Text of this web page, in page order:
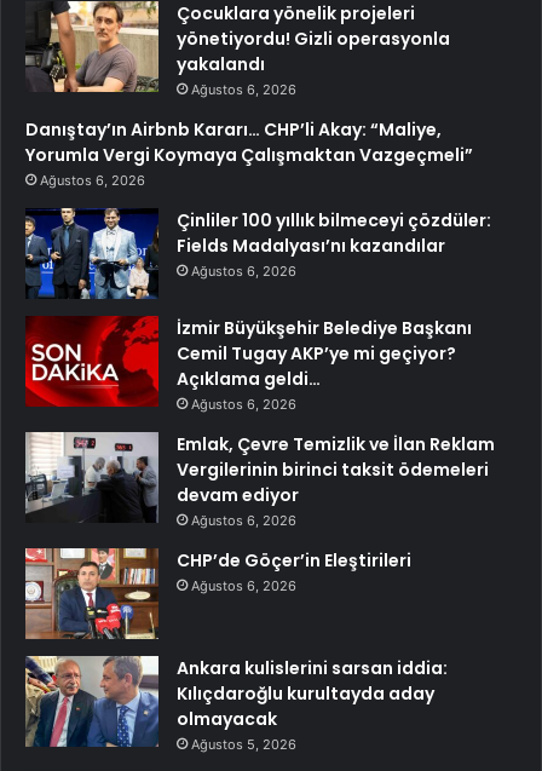
Çocuklara yönelik projeleri
yönetiyordu! Gizli operasyonla
yakalandı
Ağustos 6, 2026
Danıştay’ın Airbnb Kararı… CHP’li Akay: “Maliye,
Yorumla Vergi Koymaya Çalışmaktan Vazgeçmeli”
Ağustos 6, 2026
Çinliler 100 yıllık bilmeceyi çözdüler:
Fields Madalyası’nı kazandılar
Ağustos 6, 2026
İzmir Büyükşehir Belediye Başkanı
Cemil Tugay AKP’ye mi geçiyor?
Açıklama geldi…
Ağustos 6, 2026
Emlak, Çevre Temizlik ve İlan Reklam
Vergilerinin birinci taksit ödemeleri
devam ediyor
Ağustos 6, 2026
CHP’de Göçer’in Eleştirileri
Ağustos 6, 2026
Ankara kulislerini sarsan iddia:
Kılıçdaroğlu kurultayda aday
olmayacak
Ağustos 5, 2026